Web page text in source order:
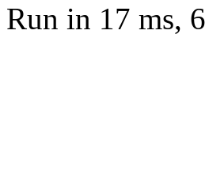
Run in 17 ms,